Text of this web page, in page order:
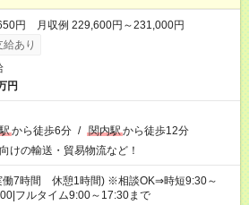
円 月収例 229,600円～231,000円
あり
円
から徒歩6分 / 関内駅から徒歩12分
けの輸送・貿易物流など！
働7時間 休憩1時間) ※相談OK⇒時短9:30～
フルタイム9:00～17:30まで